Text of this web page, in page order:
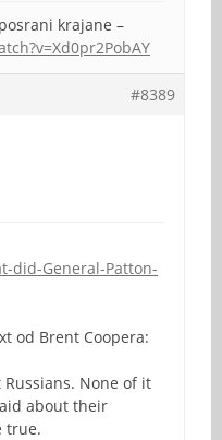
krajane –
#8389
did-General-Patton-
od Brent Coopera:
None of it
about their
true.